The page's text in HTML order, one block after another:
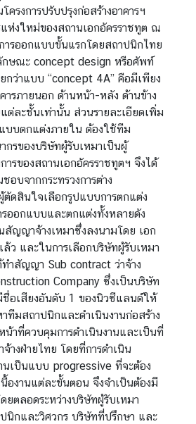
ครงการปรับปรุงก่อสร้างอาคารฯ
แห่งใหม่ของสถานเอกอัครราชทูต ณ
ารออกแบบขั้นแรกโดยสถาปนิกไทย
ษณะ concept design หรือศัพท์
กว่าแบบ “concept 4A” คือมีเพียง
ารภายนอก ด้านหน้า-หลัง ด้านข้าง
ต่ละชั้นเท่านั้น ส่วนรายละเอียดเพิ่ม
บบตกแต่งภายใน ต้องใช้ทีม
รของบริษัทผู้รับเหมาเป็นผู้
รของสถานเอกอัครราชทูตฯ จึงได้
อบจากกระทรวงการต่าง
ตัดสินใจเลือกรูปแบบการตกแต่ง
ออกแบบและตกแต่งทั้งหลายดัง
สัญญาจ้างเหมาซึ่งลงนามโดย เอก
ว และในการเลือกบริษัทผู้รับเหมา
ทำสัญญา Sub contract ว่าจ้าง
Company ซึ่งเป็นบริษัท
ชื่อเสียงอันดับ 1 ของนิวซีแลนด์ให้
ทีมสถาปนิกและดำเนินงานก่อสร้าง
น้าที่ควบคุมการดำเนินงานและเป็นที่
างฝ่ายไทย โดยที่การดำเนิน
นเป็นแบบ progressive ที่จะต้อง
องานแต่ละขั้นตอน จึงจำเป็นต้องมี
ยตลอดระหว่างบริษัทผู้รับเหมา
นิกและวิศวกร บริษัทที่ปรึกษา และ